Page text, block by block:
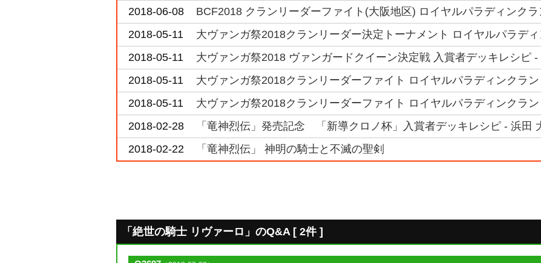
2018-06-08
BCF2018 クランリーダーファイト(大阪地区) ロイヤルパラディンク
2018-05-11
大ヴァンガ祭2018クランリーダー決定トーナメント ロイヤルパラデ
2018-05-11
大ヴァンガ祭2018 ヴァンガードクイーン決定戦 入賞者デッキレシピ
2018-05-11
大ヴァンガ祭2018クランリーダーファイト ロイヤルパラディンクラ
2018-05-11
大ヴァンガ祭2018クランリーダーファイト ロイヤルパラディンクラ
2018-02-28
「竜神烈伝」発売記念 「新導クロノ杯」入賞者デッキレシピ - 浜田
2018-02-22
「竜神烈伝」 神明の騎士と不滅の聖剣
「絶世の騎士 リヴァーロ」のQ&A [ 2件 ]